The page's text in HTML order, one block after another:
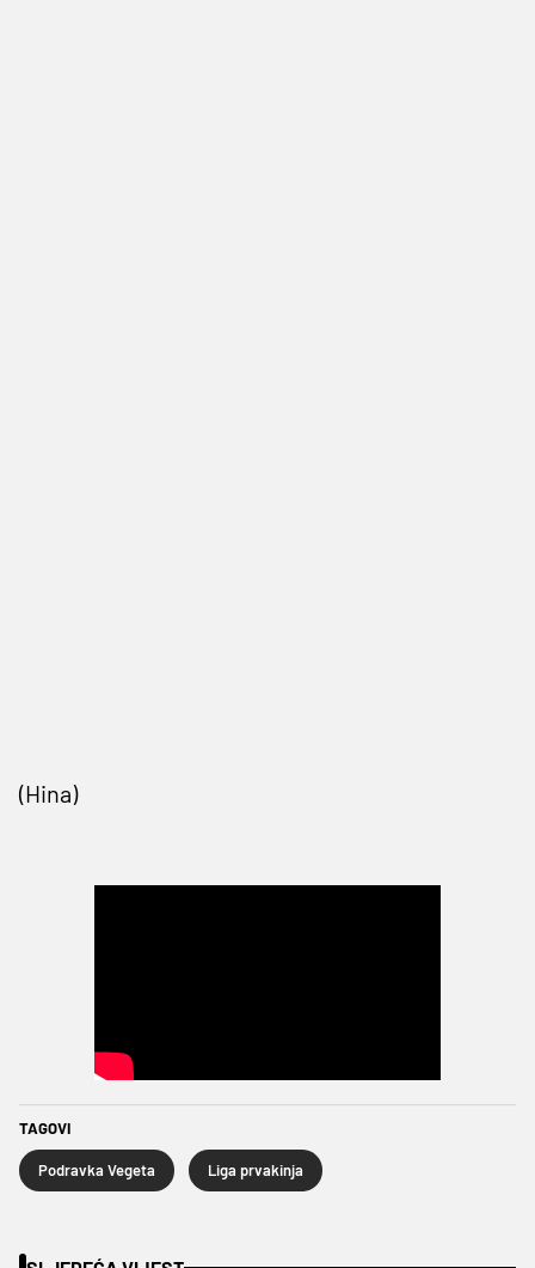
(Hina)
TAGOVI
Podravka Vegeta Liga prvakinja